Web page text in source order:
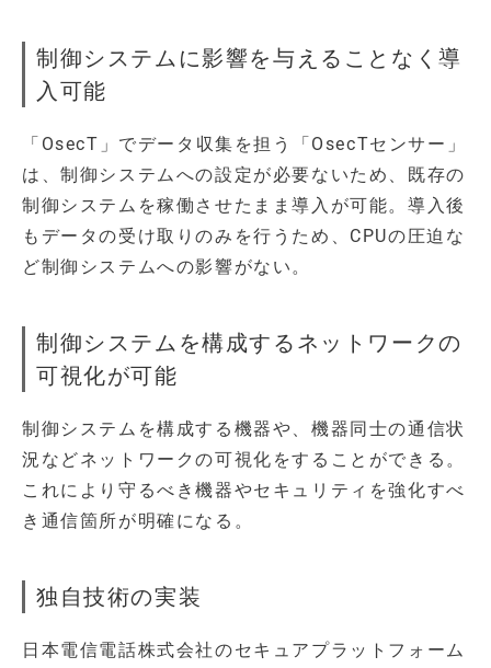
制御システムに影響を与えることなく導
入可能
「OsecT」でデータ収集を担う「OsecTセンサー」
は、制御システムへの設定が必要ないため、既存の
制御システムを稼働させたまま導入が可能。導入後
もデータの受け取りのみを行うため、CPUの圧迫な
ど制御システムへの影響がない。
制御システムを構成するネットワークの
可視化が可能
制御システムを構成する機器や、機器同士の通信状
況などネットワークの可視化をすることができる。
これにより守るべき機器やセキュリティを強化すべ
き通信箇所が明確になる。
独自技術の実装
日本電信電話株式会社のセキュアプラットフォーム